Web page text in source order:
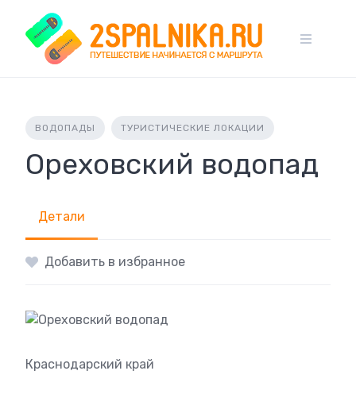
content
ВОДОПАДЫ ТУРИСТИЧЕСКИЕ ЛОКАЦИИ
Ореховский водопад
Детали
Добавить в избранное
Краснодарский край